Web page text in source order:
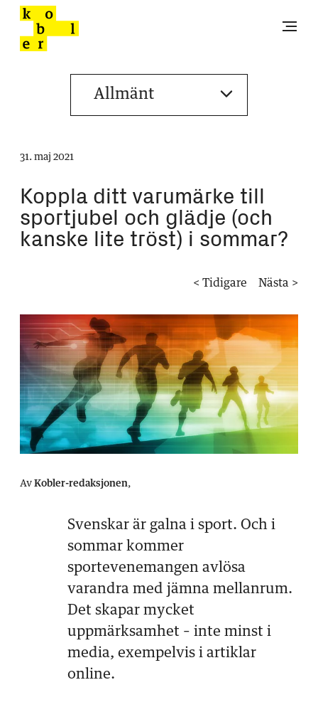
31. maj 2021
Koppla ditt varumärke till
sportjubel och glädje (och
kanske lite tröst) i sommar?
< Tidigare Nästa >
Av Kobler-redaksjonen,
Svenskar är galna i sport. Och i
sommar kommer
sportevenemangen avlösa
varandra med jämna mellanrum.
Det skapar mycket
uppmärksamhet – inte minst i
media, exempelvis i artiklar
online.